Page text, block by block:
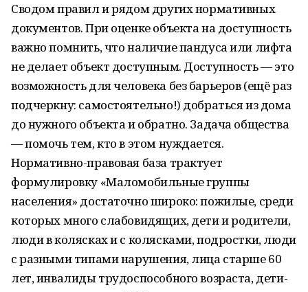
Сводом правил и рядом других нормативных
документов. При оценке объекта на доступность
важно помнить, что наличие пандуса или лифта
не делает объект доступным. Доступность — это
возможность для человека без барьеров (ещё раз
подчеркну: самостоятельно!) добраться из дома
до нужного объекта и обратно. Задача общества
— помочь тем, кто в этом нуждается.
Нормативно-правовая база трактует
формулировку «Маломобильные группы
населения» достаточно широко: пожилые, среди
которых много слабовидящих, дети и родители,
люди в колясках и с колясками, подростки, люди
с разными типами нарушения, лица старше 60
лет, инвалиды трудоспособного возраста, дети-